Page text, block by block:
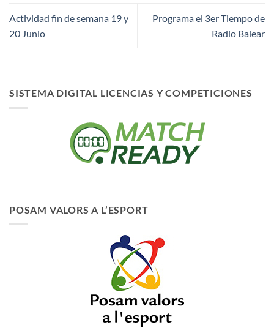
Actividad fin de semana 19 y
20 Junio
Programa el 3er Tiempo de
Radio Balear
SISTEMA DIGITAL LICENCIAS Y COMPETICIONES
POSAM VALORS A L’ESPORT